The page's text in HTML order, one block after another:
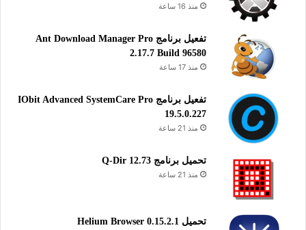
مونتاج الفيديو والصوت
منذ 16 ساعة
تفعيل برنامج Ant Download Manager Pro
2.17.7 Build 96580
منذ 17 ساعة
تفعيل برنامج IObit Advanced SystemCare Pro
19.5.0.227
منذ 21 ساعة
تحميل برنامج Q-Dir 12.73
منذ 21 ساعة
تحميل Helium Browser 0.15.2.1